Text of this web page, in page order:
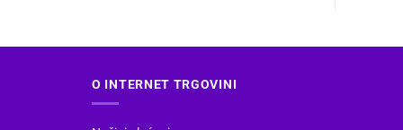
O INTERNET TRGOVINI